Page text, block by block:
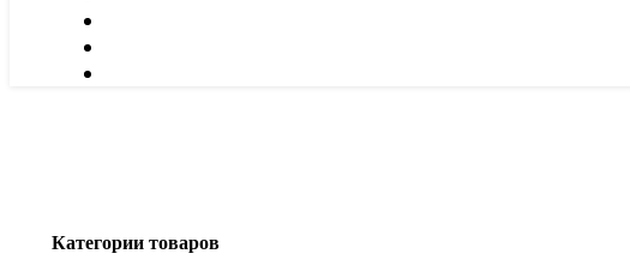
Категории товаров